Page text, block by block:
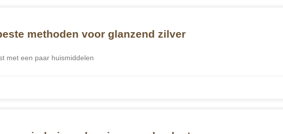
methoden voor glanzend zilver
met een paar huismiddelen